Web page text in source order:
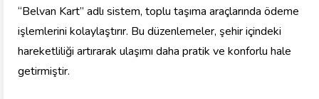
“Belvan Kart” adlı sistem, toplu taşıma araçlarında ödeme
işlemlerini kolaylaştırır. Bu düzenlemeler, şehir içindeki
hareketliliği artırarak ulaşımı daha pratik ve konforlu hale
getirmiştir.